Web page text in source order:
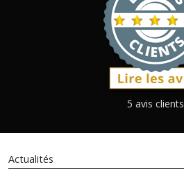
5 avis clients
Actualités